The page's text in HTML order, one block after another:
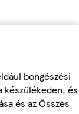
böngészési
készülékeden, és
és az Összes